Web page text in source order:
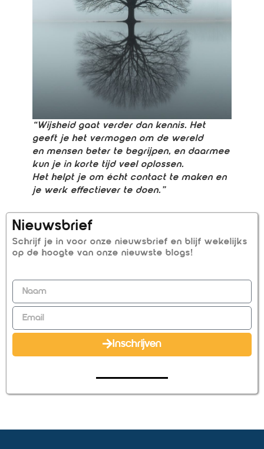
“Wijsheid gaat verder dan kennis. Het
geeft je het vermogen om de wereld
en mensen beter te begrijpen, en daarmee
kun je in korte tijd veel oplossen.
Het helpt je om écht contact te maken en
je werk effectiever te doen.”
Nieuwsbrief
Schrijf je in voor onze nieuwsbrief en blijf wekelijks
op de hoogte van onze nieuwste blogs!
Inschrijven